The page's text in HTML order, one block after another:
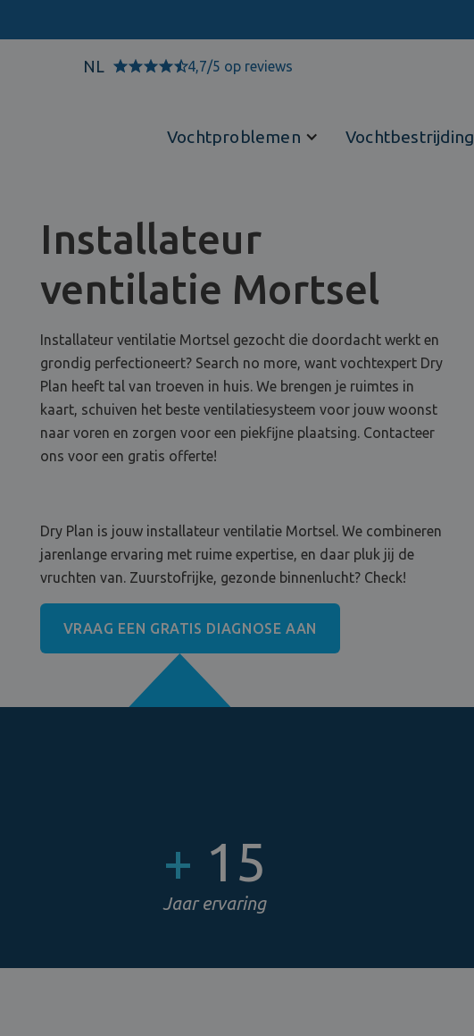
NL 4,7/5 op reviews
Vochtproblemen Vochtbestrijding
Installateur
ventilatie Mortsel
Installateur ventilatie Mortsel gezocht die doordacht werkt en
grondig perfectioneert? Search no more, want vochtexpert Dry
Plan heeft tal van troeven in huis. We brengen je ruimtes in
kaart, schuiven het beste ventilatiesysteem voor jouw woonst
naar voren en zorgen voor een piekfijne plaatsing. Contacteer
ons voor een gratis offerte!
Dry Plan is jouw installateur ventilatie Mortsel. We combineren
jarenlange ervaring met ruime expertise, en daar pluk jij de
vruchten van. Zuurstofrijke, gezonde binnenlucht? Check!
VRAAG EEN GRATIS DIAGNOSE AAN
+ 15
Jaar ervaring